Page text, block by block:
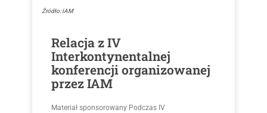
Źródło: IAM
Relacja z IV
Interkontynentalnej
konferencji organizowanej
przez IAM
Materiał sponsorowany Podczas IV